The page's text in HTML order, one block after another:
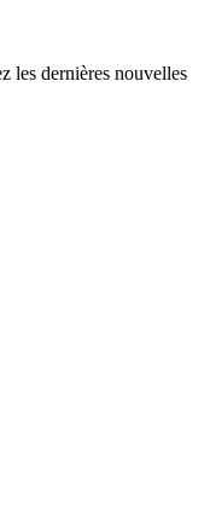
les dernières nouvelles